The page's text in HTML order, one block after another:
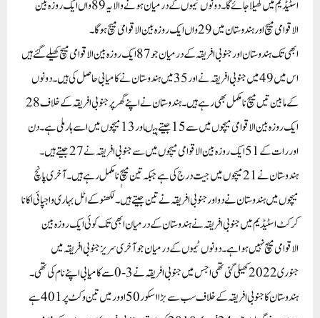
اسٹیڈیم میں کھیلا جائے گا۔ دونوں ٹیموں کے درمیان ہونے والا یہ89 واں ایک روزہ بین
الاقوامی میچ اور ہندوستان میں29 واں ایک روزہ بین الاقوامی میچ ہوگا۔
ابھی تک ہندوستان اور جنوبی افریقہ کے درمیان جو87ایک روزہ بین الاقوامی میچ کھیلے گئے ہیں
اس میں49میں جنوبی افریقہ نے اور35 میں ہندوستان نے کامیابی حاصل کی ہیں۔دونوں
کے مابین تیں میچ نامکمل بھی رہے ہیں۔ ہندوستان نے اپنے گھر پرجنوبی افریقہ کے خلاف 28
ایک روزہ بین الاقوامی میچوں میں سے15 جیتے ہیںاور 13 میچوں میں اسے ہار ملی ہے ۔دن
اور رات کے 51ایک روزہ بین الاقوامی میچوں میں سے جنوبی افریقہ نے27 جیتے ہیں۔
ہندوستان نے21 میچوں میں جیت درج کی ہے جبکہ تین میچ ٖنامکمل رہے ہیں۔آخری پانچ
میچوں میں ہندوستان نے دوا ور جنوبی افریقہ نے تین جیتے ہیں۔ لکھنو کے اٹل بہاری واجپائی اکانا
کرکٹ اسٹیڈیم میں جنوبی افریقہ نے ہندوستان کے درمیان ابھی تک کوئی ایک روزہ بین
الاقوامی میچ نہیں ہوا ہے۔ دونوں ٹیموں کے درمیان جو آخری سریز جنوبی افریقہ میں
جنوری 2022 کھیلی گئی تھی اجس میں جنوبی افریقہ نے 3-0 سے کامیابی اپنے نام کی تھی۔
ہندوستان کا جنوبی افریقہ کے خلاف سب سے بڑا اسکور50 اوور میں تین وکٹ پر401 ہے